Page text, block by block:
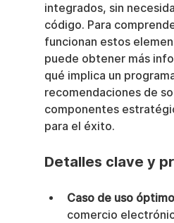
integrados, sin
código. Para
funcionan estos
puede obtener más
qué implica un
recomendaciones de
componentes
para el éxito.
Detalles clave y
Caso de uso
comercio